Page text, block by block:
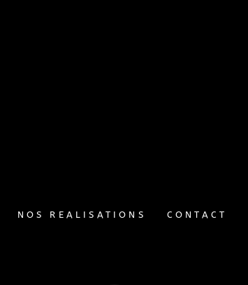
NOS REALISATIONS CONTACT